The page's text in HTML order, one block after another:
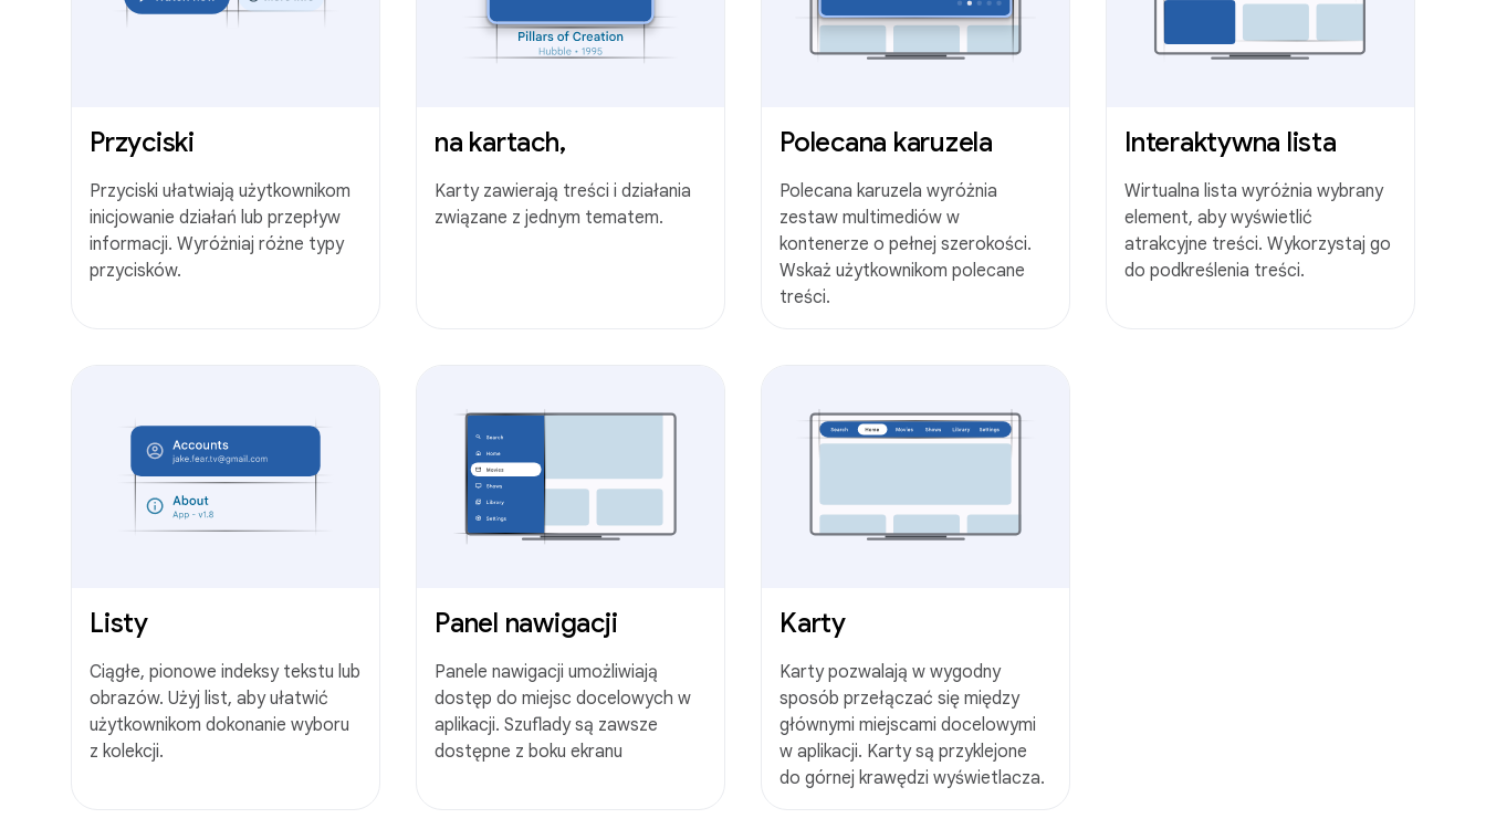
Przyciski
Przyciski ułatwiają użytkownikom
inicjowanie działań lub przepływ
informacji. Wyróżniaj różne typy
przycisków.
na kartach,
Karty zawierają treści i działania
związane z jednym tematem.
Polecana karuzela
Polecana karuzela wyróżnia
zestaw multimediów w
kontenerze o pełnej szerokości.
Wskaż użytkownikom polecane
treści.
Interaktywna lista
Wirtualna lista wyróżnia wybrany
element, aby wyświetlić
atrakcyjne treści. Wykorzystaj go
do podkreślenia treści.
Listy
Ciągłe, pionowe indeksy tekstu lub
obrazów. Użyj list, aby ułatwić
użytkownikom dokonanie wyboru
z kolekcji.
Panel nawigacji
Panele nawigacji umożliwiają
dostęp do miejsc docelowych w
aplikacji. Szuflady są zawsze
dostępne z boku ekranu
Karty
Karty pozwalają w wygodny
sposób przełączać się między
głównymi miejscami docelowymi
w aplikacji. Karty są przyklejone
do górnej krawędzi wyświetlacza.